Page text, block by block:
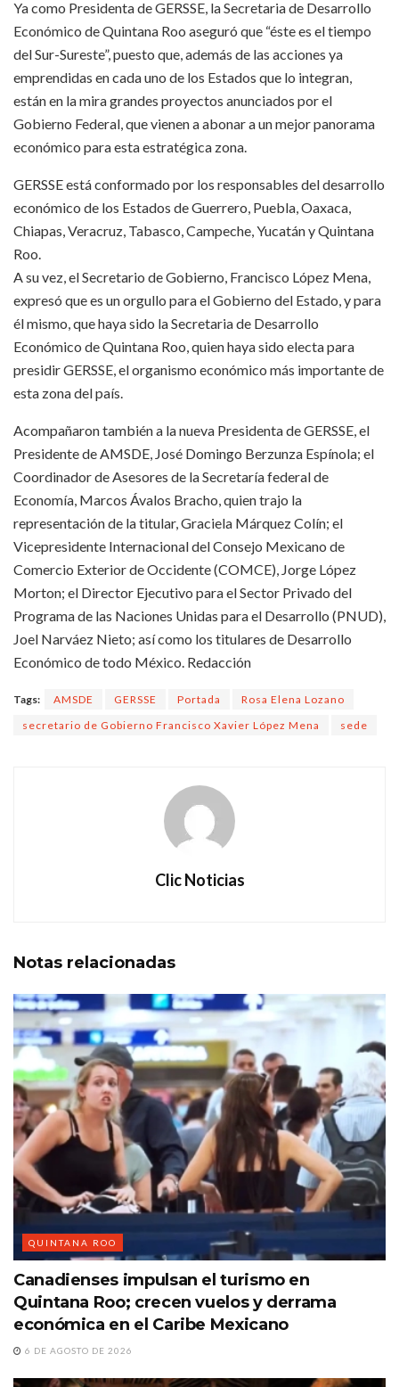
Ya como Presidenta de GERSSE, la Secretaria de Desarrollo
Económico de Quintana Roo aseguró que “éste es el tiempo
del Sur-Sureste”, puesto que, además de las acciones ya
emprendidas en cada uno de los Estados que lo integran,
están en la mira grandes proyectos anunciados por el
Gobierno Federal, que vienen a abonar a un mejor panorama
económico para esta estratégica zona.
GERSSE está conformado por los responsables del desarrollo
económico de los Estados de Guerrero, Puebla, Oaxaca,
Chiapas, Veracruz, Tabasco, Campeche, Yucatán y Quintana
Roo.
A su vez, el Secretario de Gobierno, Francisco López Mena,
expresó que es un orgullo para el Gobierno del Estado, y para
él mismo, que haya sido la Secretaria de Desarrollo
Económico de Quintana Roo, quien haya sido electa para
presidir GERSSE, el organismo económico más importante de
esta zona del país.
Acompañaron también a la nueva Presidenta de GERSSE, el
Presidente de AMSDE, José Domingo Berzunza Espínola; el
Coordinador de Asesores de la Secretaría federal de
Economía, Marcos Ávalos Bracho, quien trajo la
representación de la titular, Graciela Márquez Colín; el
Vicepresidente Internacional del Consejo Mexicano de
Comercio Exterior de Occidente (COMCE), Jorge López
Morton; el Director Ejecutivo para el Sector Privado del
Programa de las Naciones Unidas para el Desarrollo (PNUD),
Joel Narváez Nieto; así como los titulares de Desarrollo
Económico de todo México. Redacción
Tags: AMSDE GERSSE Portada
Rosa Elena Lozano
secretario de Gobierno Francisco Xavier López Mena
sede
Clic Noticias
Notas relacionadas
QUINTANA ROO
Canadienses impulsan el turismo en
Quintana Roo; crecen vuelos y derrama
económica en el Caribe Mexicano
6 DE AGOSTO DE 2026